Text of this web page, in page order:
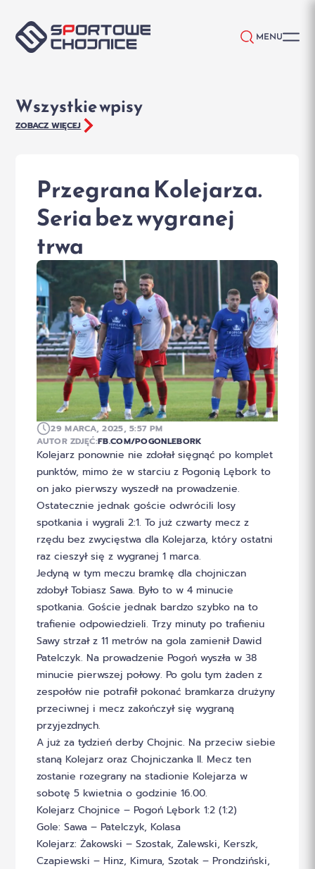
MENU
Wszystkie wpisy
ZOBACZ WIĘCEJ
Przegrana Kolejarza.
Seria bez wygranej
trwa
29 MARCA, 2025, 5:57 PM
AUTOR ZDJĘĆ:FB.COM/POGONLEBORK
Kolejarz ponownie nie zdołał sięgnąć po komplet
punktów, mimo że w starciu z Pogonią Lębork to
on jako pierwszy wyszedł na prowadzenie.
Ostatecznie jednak goście odwrócili losy
spotkania i wygrali 2:1. To już czwarty mecz z
rzędu bez zwycięstwa dla Kolejarza, który ostatni
raz cieszył się z wygranej 1 marca.
Jedyną w tym meczu bramkę dla chojniczan
zdobył Tobiasz Sawa. Było to w 4 minucie
spotkania. Goście jednak bardzo szybko na to
trafienie odpowiedzieli. Trzy minuty po trafieniu
Sawy strzał z 11 metrów na gola zamienił Dawid
Patelczyk. Na prowadzenie Pogoń wyszła w 38
minucie pierwszej połowy. Po golu tym żaden z
zespołów nie potrafił pokonać bramkarza drużyny
przeciwnej i mecz zakończył się wygraną
przyjezdnych.
A już za tydzień derby Chojnic. Na przeciw siebie
staną Kolejarz oraz Chojniczanka II. Mecz ten
zostanie rozegrany na stadionie Kolejarza w
sobotę 5 kwietnia o godzinie 16.00.
Kolejarz Chojnice – Pogoń Lębork 1:2 (1:2)
Gole: Sawa – Patelczyk, Kolasa
Kolejarz: Żakowski – Szostak, Zalewski, Kerszk,
Czapiewski – Hinz, Kimura, Szotak – Prondziński,